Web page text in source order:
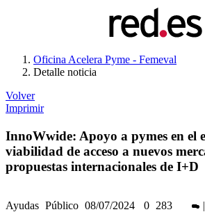
Oficina Acelera Pyme - Femeval
Detalle noticia
Volver
Imprimir
InnoWwide: Apoyo a pymes en el
viabilidad de acceso a nuevos
propuestas internacionales de I+D
Ayudas Público 08/07/2024 0 283 |